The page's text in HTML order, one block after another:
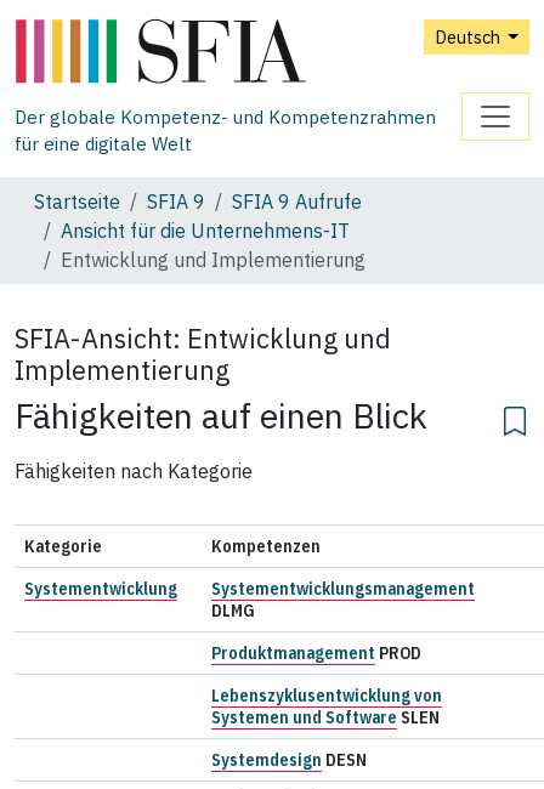
Deutsch
Der globale Kompetenz- und Kompetenzrahmen
für eine digitale Welt
Startseite SFIA 9
SFIA 9 Aufrufe
Ansicht für die Unternehmens‑IT
Entwicklung und Implementierung
SFIA-Ansicht: Entwicklung und
Implementierung
Fähigkeiten auf einen Blick
Fähigkeiten nach Kategorie
Kategorie
Kompetenzen
Systementwicklung
Systementwicklungsmanagement
DLMG
Produktmanagement PROD
Lebenszyklusentwicklung von
Systemen und Software SLEN
Systemdesign DESN